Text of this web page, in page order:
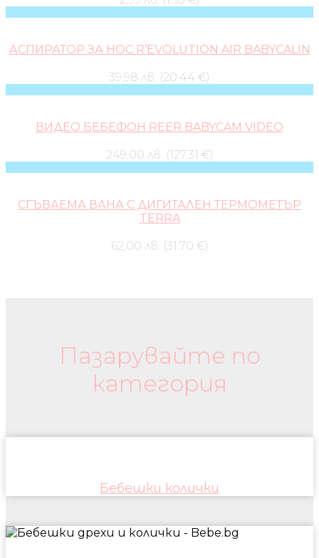
АСПИРАТОР ЗА НОС R’EVOLUTION AIR BABYCALIN
39,98 лв. (20.44 €)
ВИДЕО БЕБЕФОН REER BABYCAM VIDEO
249,00 лв. (127.31 €)
СГЪВАЕМА ВАНА С ДИГИТАЛЕН ТЕРМОМЕТЪР
TERRA
62,00 лв. (31.70 €)
Пазарувайте по
категория
Бебешки колички